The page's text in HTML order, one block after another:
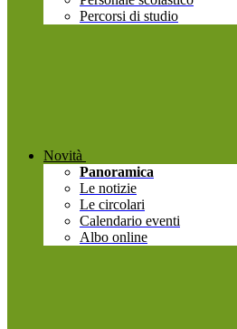
Percorsi di studio
Novità
Panoramica
Le notizie
Le circolari
Calendario eventi
Albo online